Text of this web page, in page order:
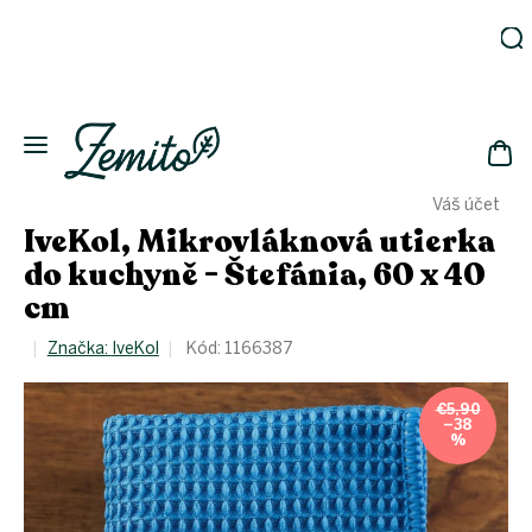
Váš účet
Ekodomácnosť
Ekologická
Kozmetika
Fľaše
Akcia
a ušetri
Novinky
Eko
fľaše
Starostlivosť
o telo
IveKol, Mikrovláknová utierka
do kuchyně - Štefánia, 60 x 40
cm
Značka: IveKol Kód: 1166387
€5,90
–38
%